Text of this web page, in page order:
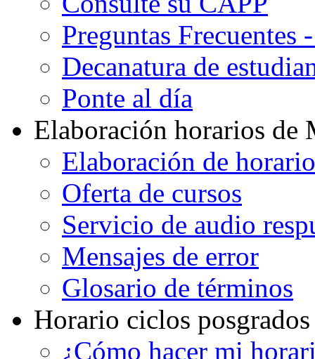
Preguntas Frecuentes
Decanatura de
Ponte al día
Elaboración horarios de
Elaboración de
Oferta de cursos
Servicio de audio
Mensajes de error
Glosario de términos
Horario ciclos posgrados
¿Cómo hacer mi